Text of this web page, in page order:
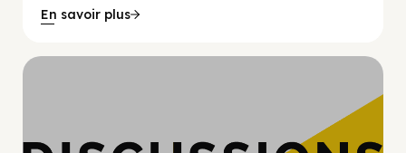
En savoir plus